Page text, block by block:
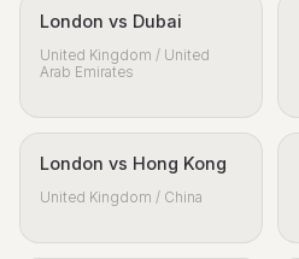
London vs Dubai
United Kingdom / United
Arab Emirates
London vs Hong Kong
United Kingdom / China